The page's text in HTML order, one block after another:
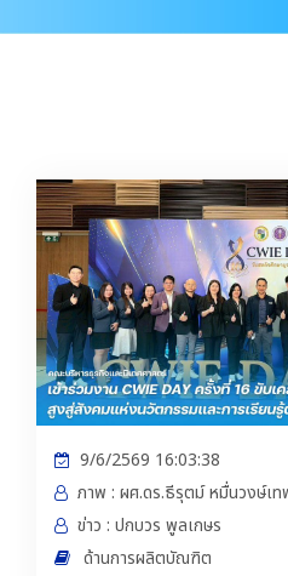
บริการ
ติดต่อเรา
9/6/2569 16:03:38
ภาพ : ผศ.ดร.ธีรุตม์ หมื่นวงษ์เท
ข่าว : ปกบวร พูลเกษร
ด้านการผลิตบัณฑิต